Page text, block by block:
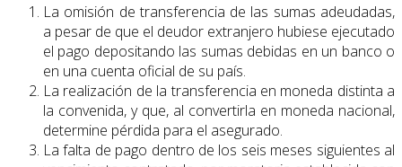
La omisión de transferencia de las sumas adeudadas,
a pesar de que el deudor extranjero hubiese ejecutado
el pago depositando las sumas debidas en un banco o
en una cuenta oficial de su país.
La realización de la transferencia en moneda distinta a
la convenida, y que, al convertirla en moneda nacional,
determine pérdida para el asegurado.
La falta de pago dentro de los seis meses siguientes al